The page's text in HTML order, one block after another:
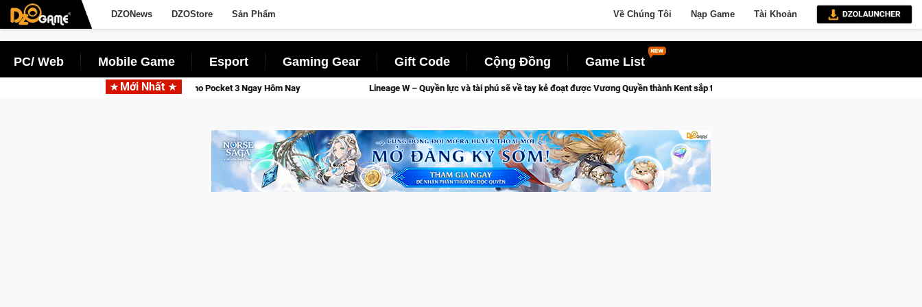
DZONews DZOStore Sản Phẩm Về Chúng Tôi Nạp Game Tài Khoản
PC/ Web Mobile Game Esport Gaming Gear Gift Code Cộng Đồng Game List
Mới Nhất
Osmo Pocket 3 Ngay Hôm Nay Lineage W – Quyền lực và tài phú sẽ về tay kẻ đoạt được Vương Quyền thành Kent sắp tới! CFVL 2026 Mùa 2 khép lại với hành trình đầy cảm xúc, Team Falcons lên